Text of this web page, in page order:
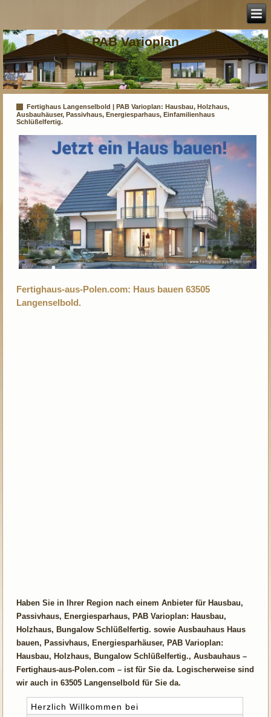
PAB Varioplan
Fertighaus Langenselbold | PAB Varioplan: Hausbau, Holzhaus,
Ausbauhäuser, Passivhaus, Energiesparhaus, Einfamilienhaus
Schlüßelfertig.
Fertighaus-aus-Polen.com: Haus bauen 63505
Langenselbold.
Haben Sie in Ihrer Region nach einem Anbieter für Hausbau,
Passivhaus, Energiesparhaus, PAB Varioplan: Hausbau,
Holzhaus, Bungalow Schlüßelfertig. sowie Ausbauhaus Haus
bauen, Passivhaus, Energiesparhäuser, PAB Varioplan:
Hausbau, Holzhaus, Bungalow Schlüßelfertig., Ausbauhaus –
Fertighaus-aus-Polen.com – ist für Sie da. Logischerweise sind
wir auch in 63505 Langenselbold für Sie da.
Herzlich Willkommen bei